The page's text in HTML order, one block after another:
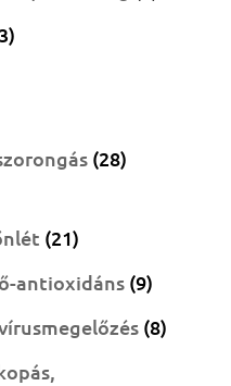
33
2828
2121
termék
antioxidáns 99
termék
88